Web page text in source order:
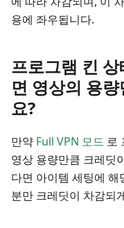
용에 좌우됩니다.
프로그램 킨
면 영상의 용
요?
만약 Full VPN 모드 로
영상 용량만큼 크레딧
다면 아이템 세팅에
분만 크레딧이 차감되